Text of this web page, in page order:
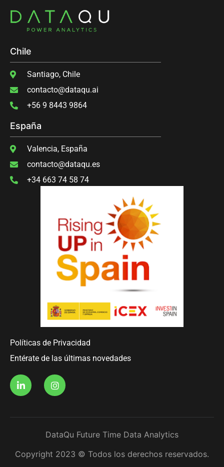
Chile
Santiago, Chile
contacto@dataqu.ai
‭+56 9 8443 9864‬
España
Valencia, España
contacto@dataqu.es
+34 663 74 58 74
Políticas de Privacidad
Entérate de las últimas novedades
DataQu Future Time Data Analytics
Copyright 2023 © Todos los derechos reservados.